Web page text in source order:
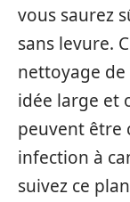
vous saurez
sans levure.
nettoyage
idée large et
peuvent être
infection à
suivez ce